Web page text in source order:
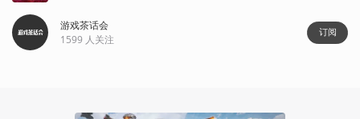
游戏茶话会
1599 人关注
订阅